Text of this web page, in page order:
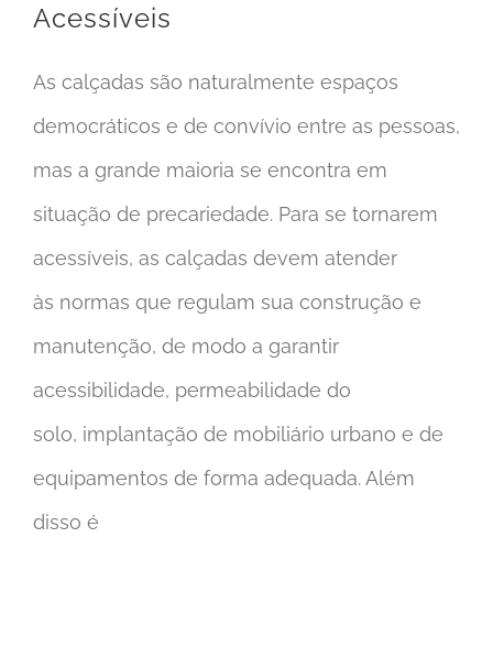
Acessíveis
As calçadas são naturalmente espaços
democráticos e de convívio entre as pessoas,
mas a grande maioria se encontra em
situação de precariedade. Para se tornarem
acessíveis, as calçadas devem atender
às normas que regulam sua construção e
manutenção, de modo a garantir
acessibilidade, permeabilidade do
solo, implantação de mobiliário urbano e de
equipamentos de forma adequada. Além
disso é